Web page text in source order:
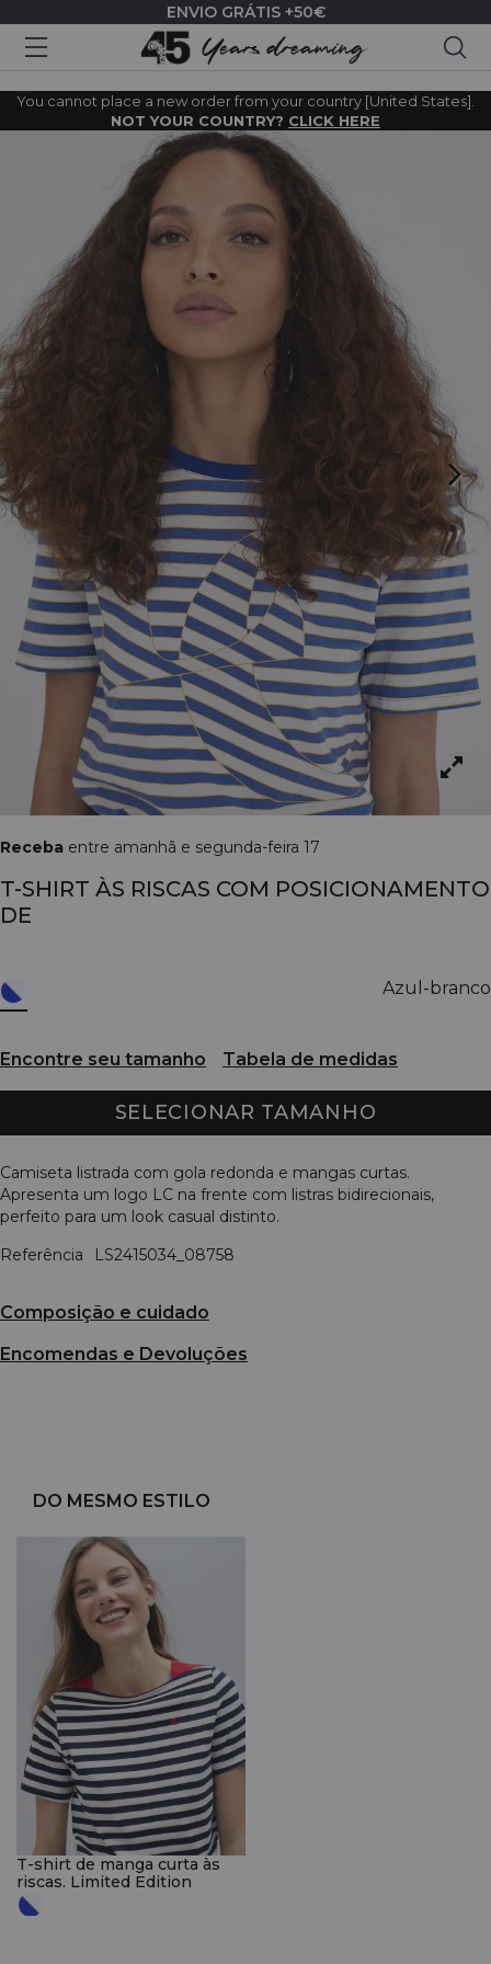
ENVIO GRÁTIS +50€
You cannot place a new order from your country [United States].
NOT YOUR COUNTRY? CLICK HERE
Receba entre amanhã e segunda-feira 17
T-SHIRT ÀS RISCAS COM POSICIONAMENTO
DE
Azul-branco
Encontre seu tamanho Tabela de medidas
SELECIONAR TAMANHO
Camiseta listrada com gola redonda e mangas curtas.
Apresenta um logo LC na frente com listras bidirecionais,
perfeito para um look casual distinto.
Referência
LS2415034_08758
Composição e cuidado
Encomendas e Devoluções
DO MESMO ESTILO
T-shirt de manga curta às
riscas. Limited Edition